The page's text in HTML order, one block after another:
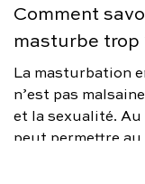
Comment
masturbe trop
La masturbation
n’est pas
et la sexualité.
peut permettre